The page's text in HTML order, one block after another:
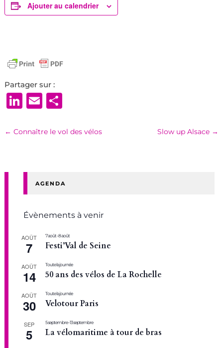
Ajouter au calendrier
Partager sur :
LinkedIn
EmailPartager
← Connaître le vol des vélos Slow up Alsace →
AGENDA
Évènements à venir
AOÛT
7
7 août-8 août
Festi’Val de Seine
AOÛT
14
Toute la journée
50 ans des vélos de La Rochelle
AOÛT
30
Toute la journée
Velotour Paris
SEP
5
5 septembre-13 septembre
La vélomaritime à tour de bras